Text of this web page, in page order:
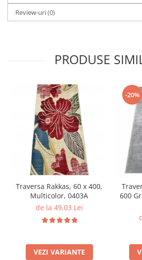
Review-uri(0)
PRODUSE
Traversa Rakkas, 60 x 400,
Multicolor, 0403A
de la 49,03 Lei
VEZI VARIANTE
-20%
600